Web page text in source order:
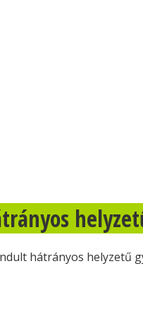
hátrányos helyzetű